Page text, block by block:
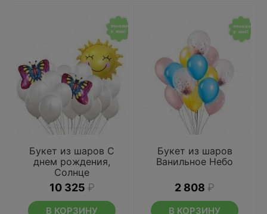
Букет из шаров С
днем рождения,
Солнце
10 325 ₽
В КОРЗИНУ
Букет из шаров
Ванильное Небо
2 808 ₽
В КОРЗИНУ